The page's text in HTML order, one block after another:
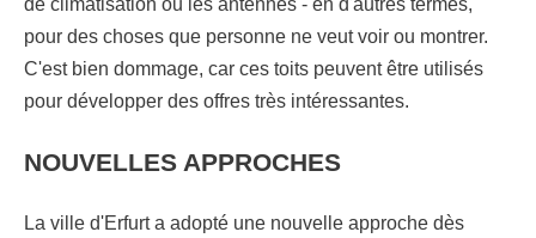
de climatisation ou les antennes - en d'autres termes,
pour des choses que personne ne veut voir ou montrer.
C'est bien dommage, car ces toits peuvent être utilisés
pour développer des offres très intéressantes.
NOUVELLES APPROCHES
La ville d'Erfurt a adopté une nouvelle approche dès